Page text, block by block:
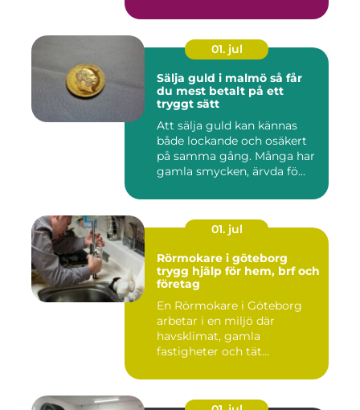
01. jul
Sälja guld i malmö så får
du mest betalt på ett
tryggt sätt
Att sälja guld kan kännas
både lockande och osäkert
på samma gång. Många har
gamla smycken, ärvda fö...
01. jul
Rörmokare i göteborg
trygg hjälp för hem, brf och
företag
En Rörmokare i Göteborg
arbetar i en miljö där
havsklimat, gamla
fastigheter och tät